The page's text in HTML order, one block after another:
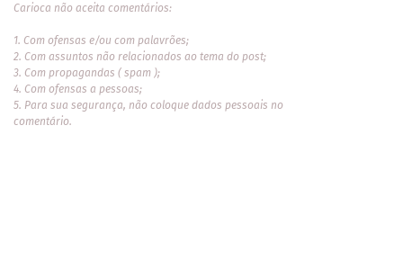
Carioca não aceita comentários:
1. Com ofensas e/ou com palavrões;
2. Com assuntos não relacionados ao tema do post;
3. Com propagandas ( spam );
4. Com ofensas a pessoas;
5. Para sua segurança, não coloque dados pessoais no
comentário.